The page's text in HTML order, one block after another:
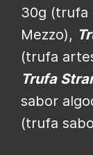
30g (trufa
Mezzo),
(trufa
Trufa
sabor
(trufa